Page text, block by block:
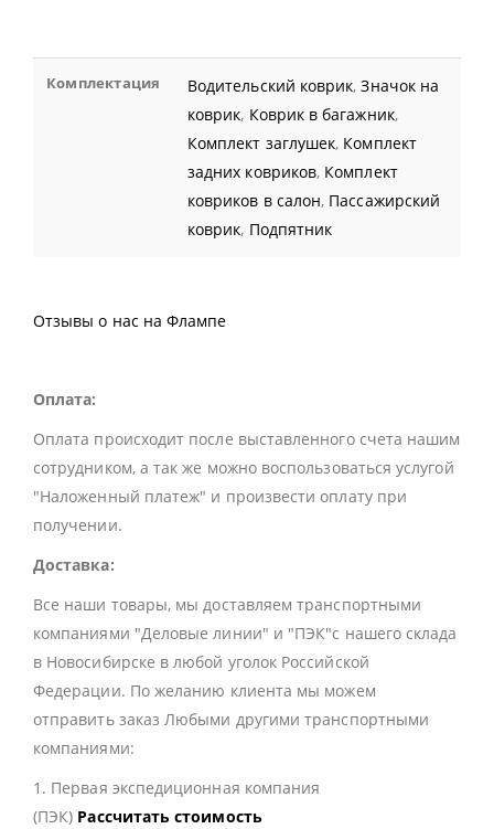
Комплектация Водительский коврик,Значок на
коврик, Коврик в багажник,
Комплект заглушек, Комплект
задних ковриков, Комплект
ковриков в салон, Пассажирский
коврик, Подпятник
Отзывы о нас на Флампе
Оплата:
Оплата происходит после выставленного счета нашим
сотрудником, а так же можно воспользоваться услугой
"Наложенный платеж" и произвести оплату при
получении.
Доставка:
Все наши товары, мы доставляем транспортными
компаниями "Деловые линии" и "ПЭК"с нашего склада
в Новосибирске в любой уголок Российской
Федерации. По желанию клиента мы можем
отправить заказ Любыми другими транспортными
компаниями:
1. Первая экспедиционная компания
(ПЭК) Рассчитать стоимость